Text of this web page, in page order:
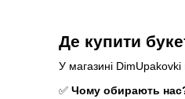
Де купити
У магазині DimUpakovki
✅ Чому обирають